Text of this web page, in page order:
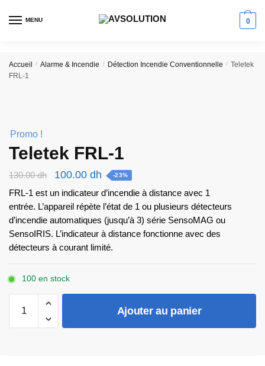
MENU 0
Accueil / Alarme & Incendie / Détection Incendie Conventionnelle / Teletek
FRL-1
Promo !
Teletek FRL-1
130.00dh
Le
prix
initial
était :
130.00 dh.
100.00 dh Le
prix
actuel
est :
100.00 dh.
-23%
FRL-1 est un indicateur d’incendie à distance avec 1
entrée. L’appareil répète l’état de 1 ou plusieurs détecteurs
d’incendie automatiques (jusqu’à 3) série SensoMAG ou
SensoIRIS. L’indicateur à distance fonctionne avec des
détecteurs à courant limité.
100 en stock
Teletek
Ajouter au panier